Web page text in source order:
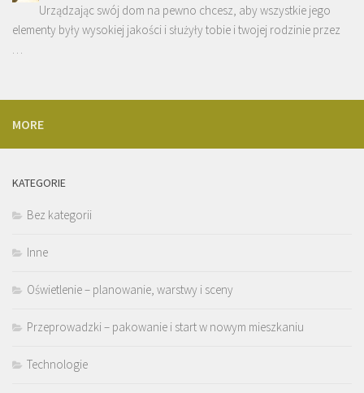
Urządzając swój dom na pewno chcesz, aby wszystkie jego
elementy były wysokiej jakości i służyły tobie i twojej rodzinie przez
…
MORE
KATEGORIE
Bez kategorii
Inne
Oświetlenie – planowanie, warstwy i sceny
Przeprowadzki – pakowanie i start w nowym mieszkaniu
Technologie